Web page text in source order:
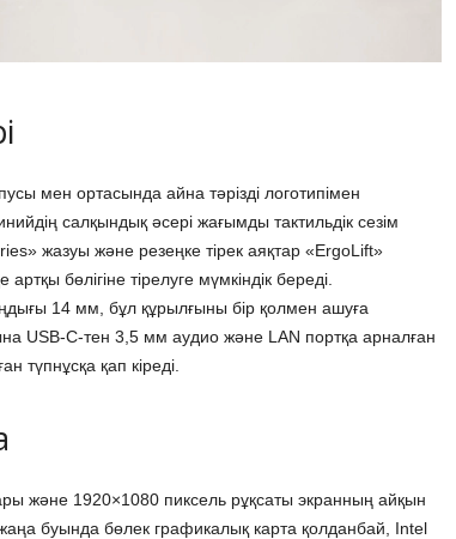
мен ортасында айна тәрізді логотипімен
салқындық әсері жағымды тактильдік сезім
жазуы және резеңке тірек аяқтар «ErgoLift»
бөлігіне тірелуге мүмкіндік береді.
14 мм, бұл құрылғыны бір қолмен ашуға
USB-C-тен 3,5 мм аудио және LAN портқа арналған
түпнұсқа қап кіреді.
және 1920×1080 пиксель рұқсаты экранның айқын
буында бөлек графикалық карта қолданбай, Intel